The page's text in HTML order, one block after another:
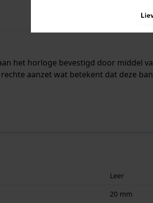
het horloge bevestigd door middel
aanzet wat betekent dat deze
Leer
20 mm